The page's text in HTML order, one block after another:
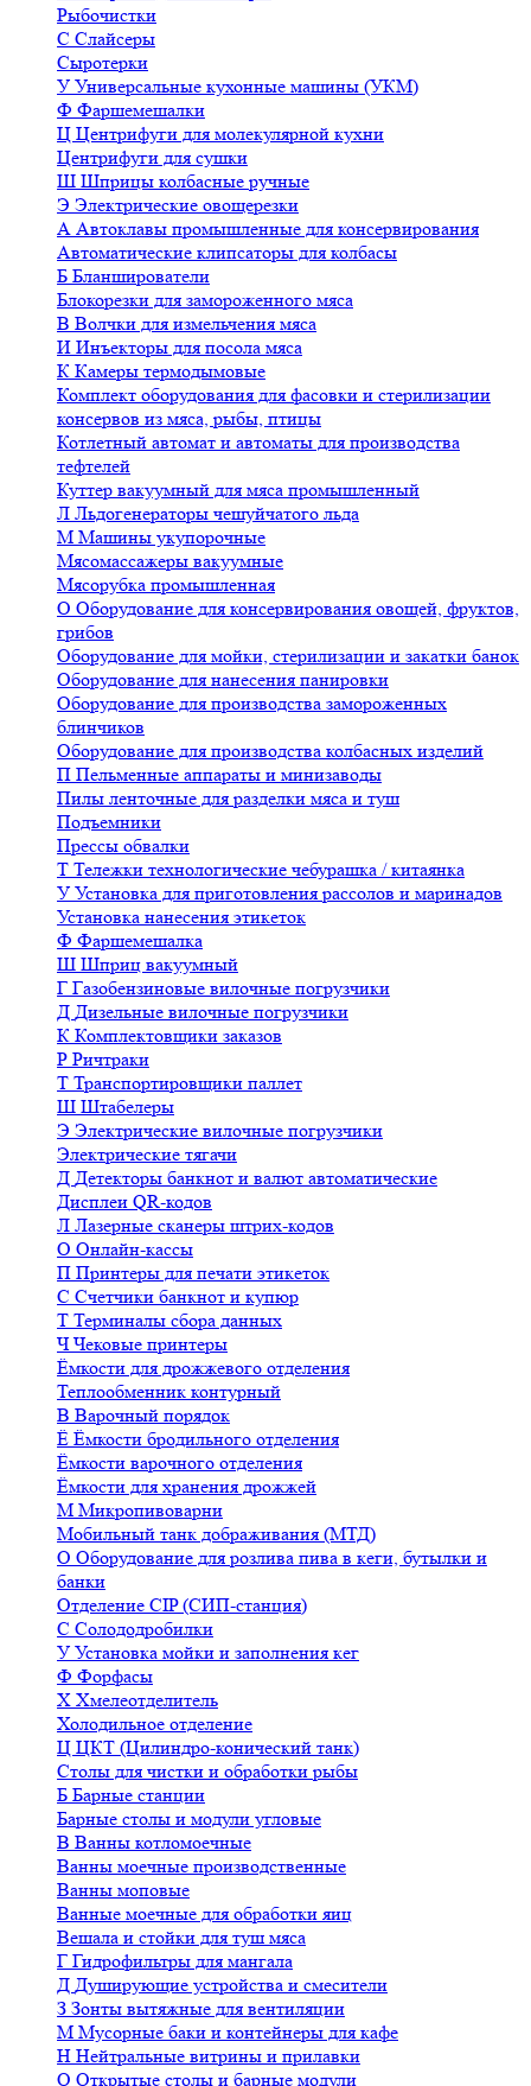
Рыбочистки
С Слайсеры
Сыротерки
У Универсальные кухонные машины (УКМ)
Ф Фаршемешалки
Ц Центрифуги для молекулярной кухни
Центрифуги для сушки
Ш Шприцы колбасные ручные
Э Электрические овощерезки
А Автоклавы промышленные для консервирования
Автоматические клипсаторы для колбасы
Б Бланширователи
Блокорезки для замороженного мяса
В Волчки для измельчения мяса
И Инъекторы для посола мяса
К Камеры термодымовые
Комплект оборудования для фасовки и стерилизации
консервов из мяса, рыбы, птицы
Котлетный автомат и автоматы для производства
тефтелей
Куттер вакуумный для мяса промышленный
Л Льдогенераторы чешуйчатого льда
М Машины укупорочные
Мясомассажеры вакуумные
Мясорубка промышленная
О Оборудование для консервирования овощей, фруктов,
грибов
Оборудование для мойки, стерилизации и закатки банок
Оборудование для нанесения панировки
Оборудование для производства замороженных
блинчиков
Оборудование для производства колбасных изделий
П Пельменные аппараты и минизаводы
Пилы ленточные для разделки мяса и туш
Подъемники
Прессы обвалки
Т Тележки технологические чебурашка / китаянка
У Установка для приготовления рассолов и маринадов
Установка нанесения этикеток
Ф Фаршемешалка
Ш Шприц вакуумный
Г Газобензиновые вилочные погрузчики
Д Дизельные вилочные погрузчики
К Комплектовщики заказов
Р Ричтраки
Т Транспортировщики паллет
Ш Штабелеры
Э Электрические вилочные погрузчики
Электрические тягачи
Д Детекторы банкнот и валют автоматические
Дисплеи QR-кодов
Л Лазерные сканеры штрих-кодов
О Онлайн-кассы
П Принтеры для печати этикеток
С Счетчики банкнот и купюр
Т Терминалы сбора данных
ЧЧековые принтеры
Ёмкости для дрожжевого отделения
Теплообменник контурный
В Варочный порядок
Ё Ёмкости бродильного отделения
Ёмкости варочного отделения
Ёмкости для хранения дрожжей
М Микропивоварни
Мобильный танк дображивания (МТД)
О Оборудование для розлива пива в кеги, бутылки и
банки
Отделение CIP (СИП-станция)
С Солододробилки
У Установка мойки и заполнения кег
Ф Форфасы
Х Хмелеотделитель
Холодильное отделение
Ц ЦКТ (Цилиндро-конический танк)
Столы для чистки и обработки рыбы
Б Барные станции
Барные столы и модули угловые
В Ванны котломоечные
Ванны моечные производственные
Ванны моповые
Ванные моечные для обработки яиц
Вешала и стойки для туш мяса
Г Гидрофильтры для мангала
Д Душирующие устройства и смесители
З Зонты вытяжные для вентиляции
М Мусорные баки и контейнеры для кафе
Н Нейтральные витрины и прилавки
О Открытые столы и барные модули